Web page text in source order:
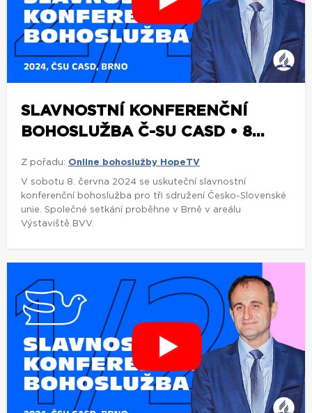
SLAVNOSTNÍ KONFERENČNÍ
BOHOSLUŽBA Č-SU CASD • 8...
Z pořadu: Online bohoslužby HopeTV
V sobotu 8. června 2024 se uskuteční slavnostní
konferenční bohoslužba pro tři sdružení Česko-Slovenské
unie. Společné setkání proběhne v Brně v areálu
Výstaviště BVV.